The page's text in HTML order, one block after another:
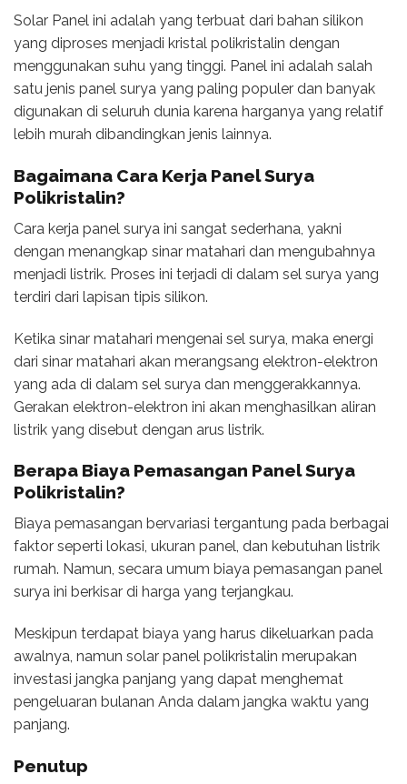
Solar Panel ini adalah yang terbuat dari bahan silikon
yang diproses menjadi kristal polikristalin dengan
menggunakan suhu yang tinggi. Panel ini adalah salah
satu jenis panel surya yang paling populer dan banyak
digunakan di seluruh dunia karena harganya yang relatif
lebih murah dibandingkan jenis lainnya.
Bagaimana Cara Kerja Panel Surya
Polikristalin?
Cara kerja panel surya ini sangat sederhana, yakni
dengan menangkap sinar matahari dan mengubahnya
menjadi listrik. Proses ini terjadi di dalam sel surya yang
terdiri dari lapisan tipis silikon.
Ketika sinar matahari mengenai sel surya, maka energi
dari sinar matahari akan merangsang elektron-elektron
yang ada di dalam sel surya dan menggerakkannya.
Gerakan elektron-elektron ini akan menghasilkan aliran
listrik yang disebut dengan arus listrik.
Berapa Biaya Pemasangan Panel Surya
Polikristalin?
Biaya pemasangan bervariasi tergantung pada berbagai
faktor seperti lokasi, ukuran panel, dan kebutuhan listrik
rumah. Namun, secara umum biaya pemasangan panel
surya ini berkisar di harga yang terjangkau.
Meskipun terdapat biaya yang harus dikeluarkan pada
awalnya, namun solar panel polikristalin merupakan
investasi jangka panjang yang dapat menghemat
pengeluaran bulanan Anda dalam jangka waktu yang
panjang.
Penutup